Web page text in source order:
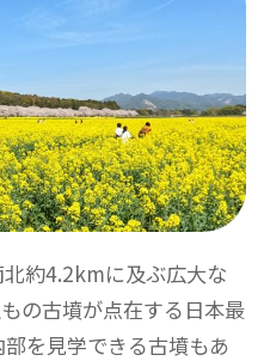
約4.2kmに及ぶ広大な
の古墳が点在する日本最
を見学できる古墳もあ